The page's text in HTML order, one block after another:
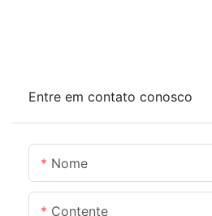
Entre em contato conosco
Nome
Contente